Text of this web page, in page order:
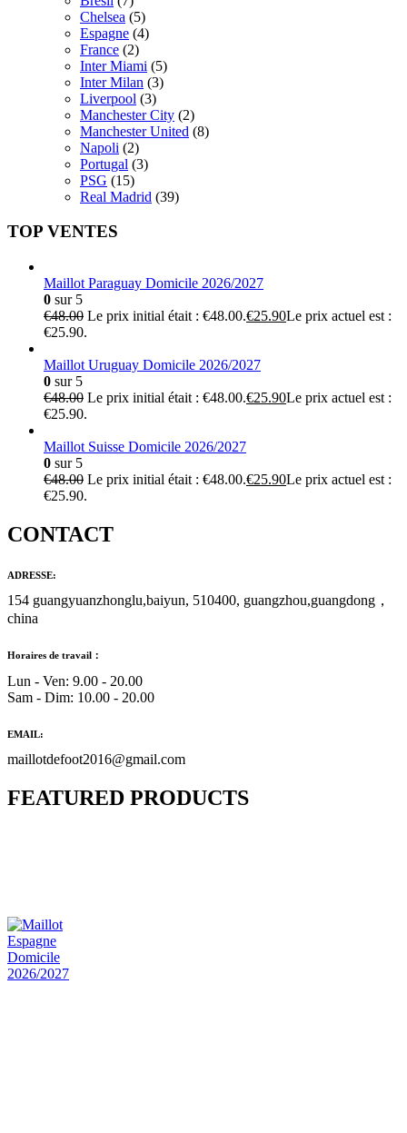
Chelsea (5)
Espagne (4)
France (2)
Inter Miami (5)
Inter Milan (3)
Liverpool (3)
Manchester City (2)
Manchester United (8)
Napoli (2)
Portugal (3)
PSG (15)
Real Madrid (39)
TOP VENTES
Maillot Paraguay Domicile 2026/2027
0 sur 5
€48.00 Le prix initial était : €48.00.€25.90Le prix actuel est :
€25.90.
Maillot Uruguay Domicile 2026/2027
0 sur 5
€48.00 Le prix initial était : €48.00.€25.90Le prix actuel est :
€25.90.
Maillot Suisse Domicile 2026/2027
0 sur 5
€48.00 Le prix initial était : €48.00.€25.90Le prix actuel est :
€25.90.
CONTACT
ADRESSE:
154 guangyuanzhonglu,baiyun, 510400, guangzhou,guangdong，
china
Horaires de travail：
Lun - Ven: 9.00 - 20.00
Sam - Dim: 10.00 - 20.00
EMAIL:
maillotdefoot2016@gmail.com
FEATURED PRODUCTS